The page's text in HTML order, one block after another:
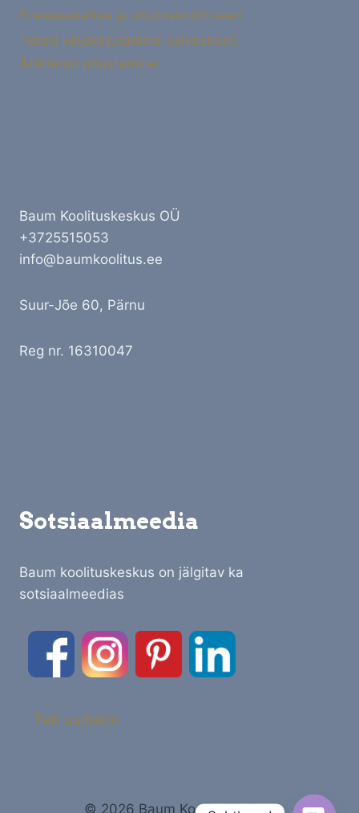
Enesesekaitse ja ohutuskoolitused
Teksti väljakirjutamine salvestiselt
Ärikliendi nõustamine
Baum Koolituskeskus OÜ
+3725515053
info@baumkoolitus.ee
Suur-Jõe 60, Pärnu
Reg nr. 16310047
Sotsiaalmeedia
Baum koolituskeskus on jälgitav ka
sotsiaalmeedias
Telli uudiskiri
© 2026 Baum Koolituskeskus